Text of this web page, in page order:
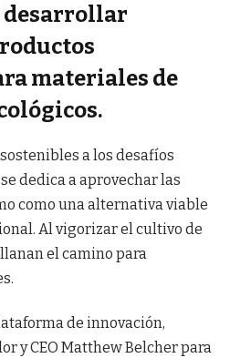
desarrollar
materiales de
a los desafíos
dedica a aprovechar las
como una alternativa viable
Al vigorizar el cultivo de
el camino para
de innovación,
y CEO Matthew Belcher para